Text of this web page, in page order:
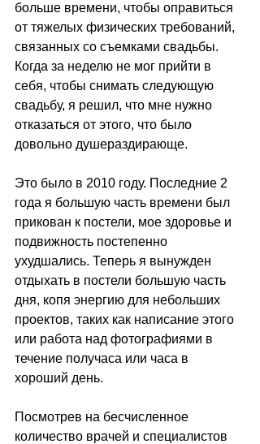
больше времени, чтобы оправиться
от тяжелых физических требований,
связанных со съемками свадьбы.
Когда за неделю не мог прийти в
себя, чтобы снимать следующую
свадьбу, я решил, что мне нужно
отказаться от этого, что было
довольно душераздирающе.
Это было в 2010 году. Последние 2
года я большую часть времени был
прикован к постели, мое здоровье и
подвижность постепенно
ухудшались. Теперь я вынужден
отдыхать в постели большую часть
дня, копя энергию для небольших
проектов, таких как написание этого
или работа над фотографиями в
течение получаса или часа в
хороший день.
Посмотрев на бесчисленное
количество врачей и специалистов